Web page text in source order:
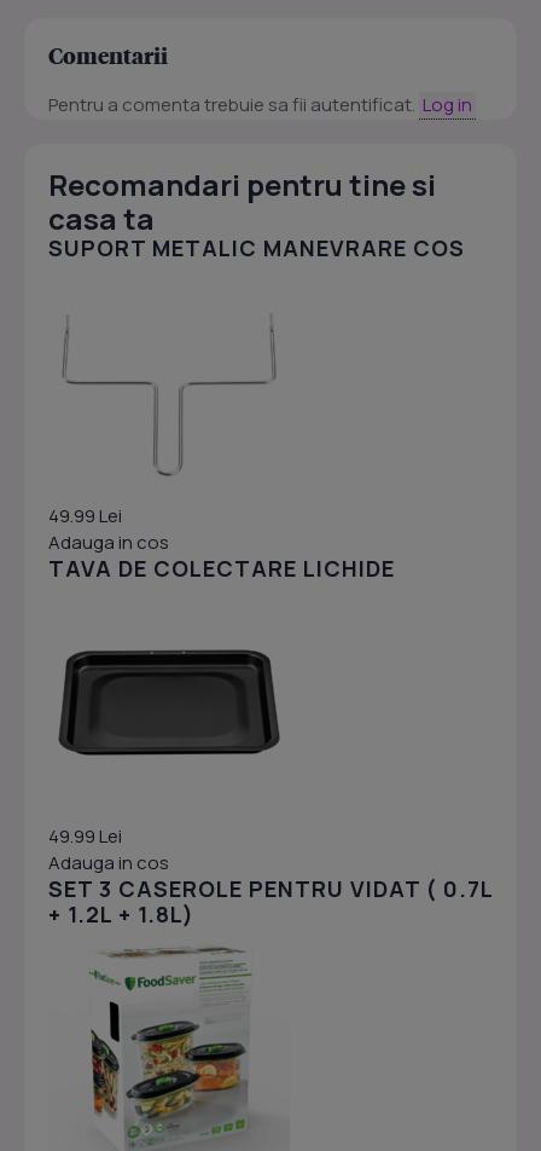
Comentarii
Pentru a comenta trebuie sa fii autentificat. Log in
Recomandari pentru tine si
casa ta
SUPORT METALIC MANEVRARE COS
49.99 Lei
Adauga in cos
TAVA DE COLECTARE LICHIDE
49.99 Lei
Adauga in cos
SET 3 CASEROLE PENTRU VIDAT ( 0.7L
+ 1.2L + 1.8L)